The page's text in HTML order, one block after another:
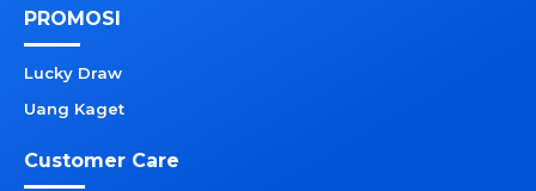
PROMOSI
Lucky Draw
Uang Kaget
Customer Care